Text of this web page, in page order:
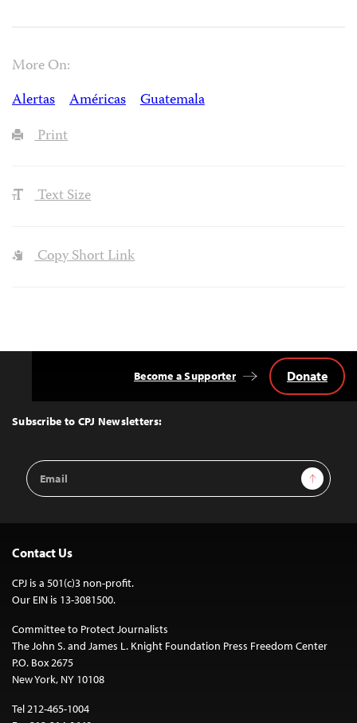
More On:
Alertas
Américas
Guatemala
Print
Text Size
Copy Short Link
Top
Subscribe to CPJ Newsletters:
Email
Address
Sign Up
Become a Supporter Donate
Contact Us
CPJ is a 501(c)3 non-profit.
Our EIN is 13-3081500.
Committee to Protect Journalists
The John S. and James L. Knight Foundation Press Freedom Center
P.O. Box 2675
New York, NY 10108
Tel 212-465-1004